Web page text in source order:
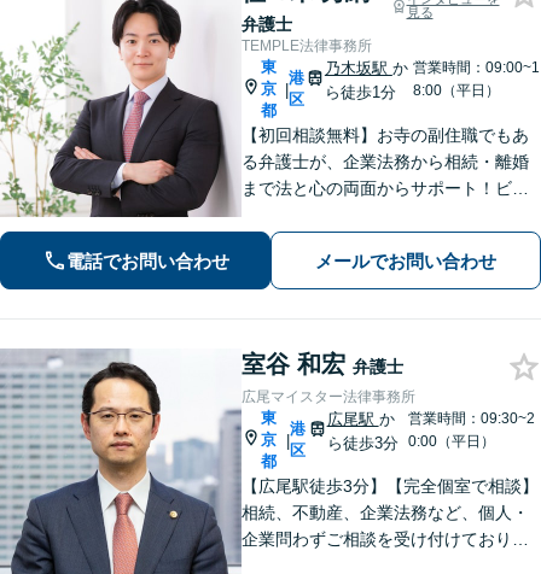
弁護士
見る
TEMPLE法律事務所
東
京
都
|
港
区
乃木坂駅 か
ら徒歩1分
営業時間：09:00~1
8:00（平日）
【初回相談無料】お寺の副住職でもあ
る弁護士が、企業法務から相続・離婚
まで法と心の両面からサポート！ビジ
の顧問契約も大歓迎。圧倒的な話しや
すさで悩みを丸ごと受け止めます。お
気軽にご相談ください【web面談対
応】
電話でお問い合わせ メールでお問い合わせ
室谷 和宏 弁護士
広尾マイスター法律事務所
東
京
都
|
港
区
広尾駅 か
ら徒歩3分
営業時間：09:30~2
0:00（平日）
【広尾駅徒歩3分】【完全個室で相談】
相続、不動産、企業法務など、個人・
企業問わずご相談を受け付けておりま